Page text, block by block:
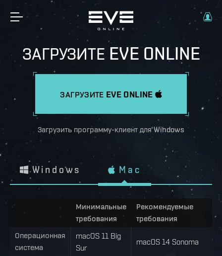
ЗАГРУЗИТЕ EVE ONLINE
ЗАГРУЗИТЕ EVE ONLINE
Загрузить программу-клиент для Windows
Windows Mac
Минимальные
требования
Рекомендуемые
требования
Операционная
система
macOS 11 Big
Sur
macOS 14 Sonoma